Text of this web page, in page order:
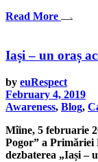
Read More
Iași – un oraș
by euRespect
February 4, 2019
Awareness, Blog,
Mîine, 5 februarie
Pogor” a
dezbaterea „Iași –